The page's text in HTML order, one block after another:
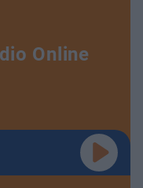
Online